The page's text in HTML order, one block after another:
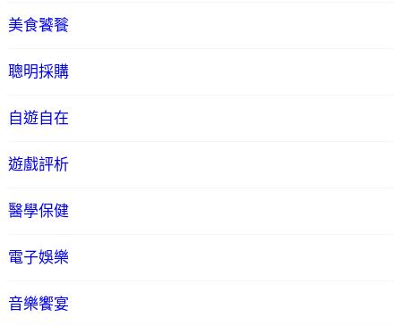
美食饕餮
聰明採購
自遊自在
遊戲評析
醫學保健
電子娛樂
音樂饗宴